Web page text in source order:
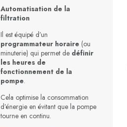
Automatisation de la
filtration
Il est équipé d’un
programmateur horaire (ou
minuterie) qui permet de définir
les heures de
fonctionnement de la
pompe.
Cela optimise la consommation
d’énergie en évitant que la pompe
tourne en continu.